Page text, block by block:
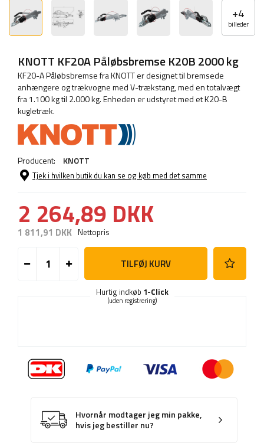
+4
billeder
KNOTT KF20A Påløbsbremse K20B 2000 kg
KF20-A Påløbsbremse fra KNOTT er designet til bremsede
anhængere og trækvogne med V-trækstang, med en totalvægt
fra 1.100 kg til 2.000 kg. Enheden er udstyret med et K20-B
kugletræk.
Producent: KNOTT
Tjek i hvilken butik du kan se og køb med det samme
2 264,89 DKK
1 811,91 DKK Nettopris
TILFØJ KURV
Hurtig indkøb 1-Click
(uden registrering)
Hvornår modtager jeg min pakke,
hvis jeg bestiller nu?